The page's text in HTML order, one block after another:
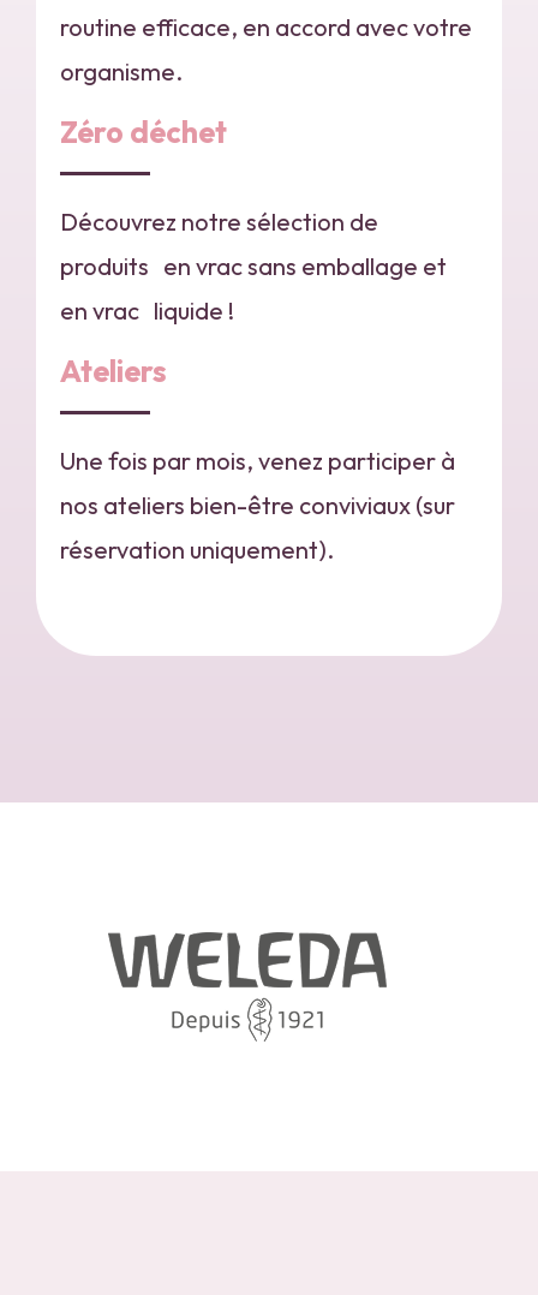
routine efficace, en accord avec votre
organisme.
Zéro déchet
Découvrez notre sélection de
produits en vrac sans emballage et
en vrac liquide !
Ateliers
Une fois par mois, venez participer à
nos ateliers bien-être conviviaux (sur
réservation uniquement).